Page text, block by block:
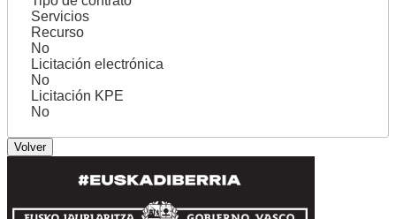
Servicios
Recurso
No
Licitación electrónica
No
Licitación KPE
No